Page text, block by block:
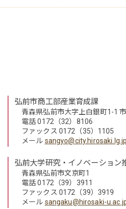
弘前市商工部産業育成課
青森県弘前市大字上白銀町1-1
電話 0172（32）8106
ファックス 0172（35）1105
メール sangyo@city.hirosaki.lg.jp
弘前大学研究・イノベーション
青森県弘前市文京町1
電話 0172（39）3911
ファックス 0172（39）3919
メール sangaku@hirosaki-